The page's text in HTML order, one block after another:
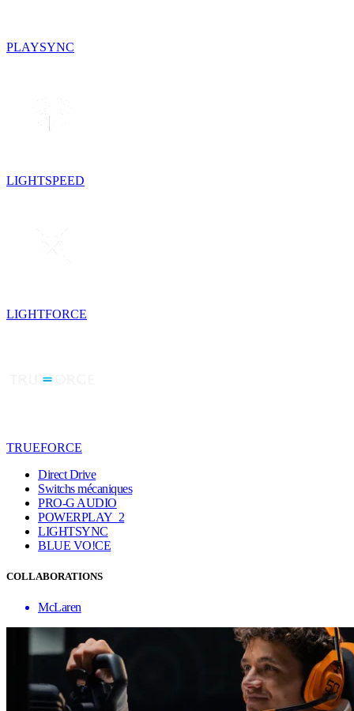
PLAYSYNC
LIGHTSPEED
LIGHTFORCE
TRUEFORCE
Direct Drive
Switchs mécaniques
PRO-G AUDIO
POWERPLAY 2
LIGHTSYNC
BLUE VO!CE
COLLABORATIONS
McLaren